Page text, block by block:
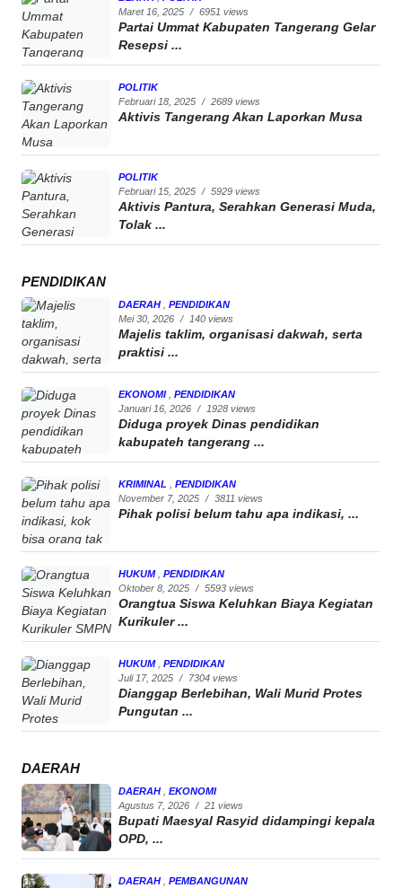
Maret 16, 2025 / 6951 views
Partai Ummat Kabupaten Tangerang Gelar
Resepsi ...
POLITIK
Februari 18, 2025 / 2689 views
Aktivis Tangerang Akan Laporkan Musa
POLITIK
Februari 15, 2025 / 5929 views
Aktivis Pantura, Serahkan Generasi Muda,
Tolak ...
PENDIDIKAN
DAERAH
PENDIDIKAN
Mei 30, 2026 / 140 views
Majelis taklim, organisasi dakwah, serta
praktisi ...
EKONOMI
PENDIDIKAN
Januari 16, 2026 / 1928 views
Diduga proyek Dinas pendidikan
kabupateh tangerang ...
KRIMINAL
PENDIDIKAN
November 7, 2025 / 3811 views
Pihak polisi belum tahu apa indikasi, ...
HUKUM
PENDIDIKAN
Oktober 8, 2025 / 5593 views
Orangtua Siswa Keluhkan Biaya Kegiatan
Kurikuler ...
HUKUM
PENDIDIKAN
Juli 17, 2025 / 7304 views
Dianggap Berlebihan, Wali Murid Protes
Pungutan ...
DAERAH
DAERAH
EKONOMI
Agustus 7, 2026 / 21 views
Bupati Maesyal Rasyid didampingi kepala
OPD, ...
DAERAH
PEMBANGUNAN